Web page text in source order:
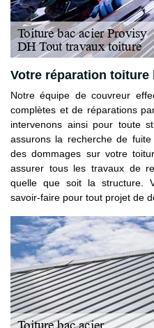
Votre réparation toiture
Notre équipe de couvreur
complètes et de réparations
intervenons ainsi pour toute
assurons la recherche de
des dommages sur votre
assurer tous les travaux de
quelle que soit la structure.
savoir-faire pour tout projet de